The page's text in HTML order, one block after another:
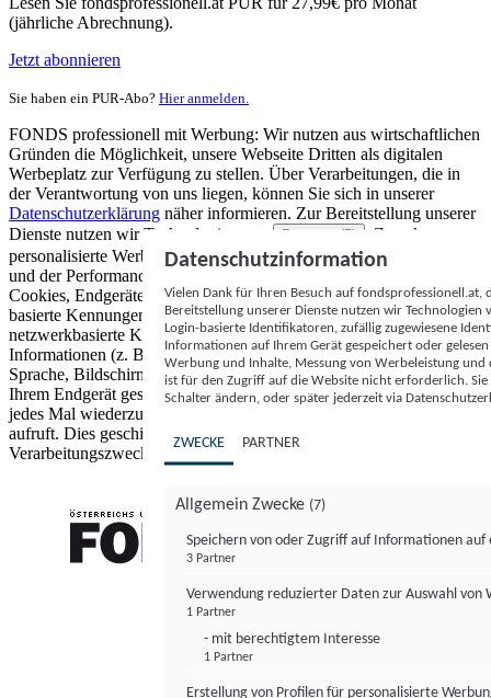
(jährliche Abrechnung).
Jetzt abonnieren
Sie haben ein PUR-Abo? Hier anmelden.
FONDS professionell mit Werbung: Wir nutzen aus wirtschaftlichen
Gründen die Möglichkeit, unsere Webseite Dritten als digitalen
Werbeplatz zur Verfügung zu stellen. Über Verarbeitungen, die in
der Verantwortung von uns liegen, können Sie sich in unserer
Datenschutzerklärung näher informieren. Zur Bereitstellung unserer
Dienste nutzen wir Technologien von
Partnern (5)
. Zwecke:
personalisierte Werbung und Inhalte, Messung von Werbeleistung
und der Performance von Inhalten sowie Zielgruppenforschung.
Cookies, Endgeräte- oder ähnliche Online-Kennungen (z. B. login-
basierte Kennungen, zufällig generierte Kennungen,
netzwerkbasierte Kennungen) können zusammen mit anderen
Informationen (z. B. Browsertyp und Browserinformationen,
Sprache, Bildschirmgröße, unterstützte Technologien usw.) auf
Ihrem Endgerät gespeichert oder von dort ausgelesen werden, um es
jedes Mal wiederzuerkennen, wenn es eine App oder einer Webseite
aufruft. Dies geschieht für einen oder mehrere der hier aufgeführten
Verarbeitungszwecke.
Datenschutzinformation
Vielen Dank für Ihren Besuch auf
Bereitstellung unserer Dienste nutzen wir Technologien
Login-basierte Identifikatoren, zufällig zugewiesene
Informationen auf Ihrem Gerät gespeichert oder
Werbung und Inhalte, Messung von Werbeleistung
ist für den Zugriff auf die Website nicht erforderlich.
Schalter ändern, oder später jederzeit via
ZWECKE PARTNER
Allgemein Zwecke (7)
Speichern von oder Zugriff auf Informationen auf
3 Partner
Verwendung reduzierter Daten zur Auswahl von
1 Partner
- mit berechtigtem Interesse
1 Partner
Erstellung von Profilen für personalisierte
FONDS professionell